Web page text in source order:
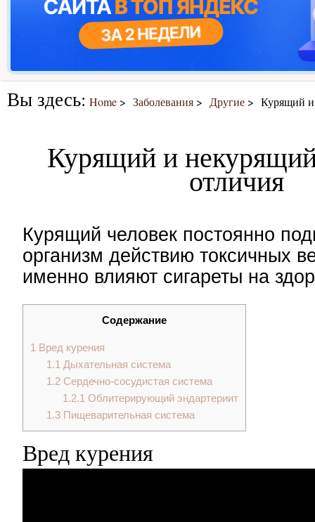
Вы здесь: Home Заболевания Другие Курящий и
Курящий и
отличия
Курящий человек постоянно
организм действию токсичных
именно влияют сигареты на
Содержание
1 Вред курения
1.1 Дыхательная система
1.2Сердечно-сосудистая система
1.2.1 Облитерирующий эндартериит
1.3Пищеварительная система
Вред курения